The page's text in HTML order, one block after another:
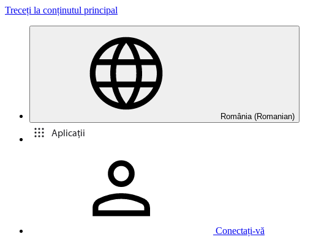
Treceți la conținutul principal
România (Romanian)
Aplicații
Conectați-vă